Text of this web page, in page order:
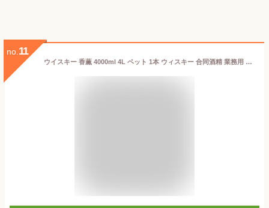
no. 11
ウイスキー 香薫 4000ml 4L ペット 1本 ウィスキー 合同酒精 業務用 父の日 ギフト